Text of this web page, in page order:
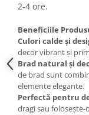
2-4 ore.
Beneficiile
Culori calde și
decor vibrant și
Brad natural și
de brad sunt
elemente elegante.
Perfectă pentru
dragi sau